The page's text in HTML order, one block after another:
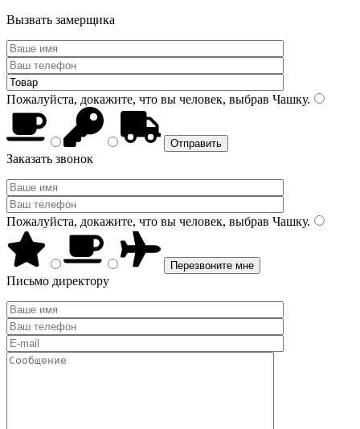
Вызвать замерщика
Пожалуйста, докажите, что вы человек, выбрав Чашку.
Заказать звонок
Пожалуйста, докажите, что вы человек, выбрав Чашку.
Письмо директору